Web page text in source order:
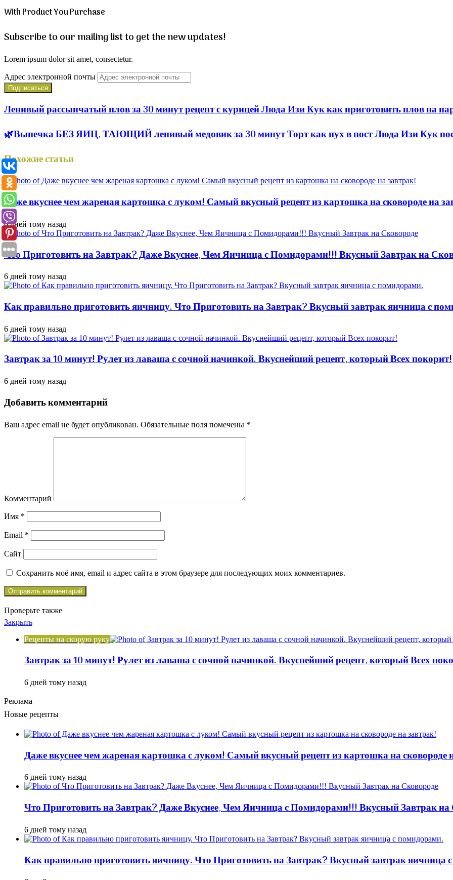
With Product You Purchase
Subscribe to our mailing list to get the new updates!
Lorem ipsum dolor sit amet, consectetur.
Адрес электронной почты
Ленивый рассыпчатый плов за 30 минут рецепт с курицей Люда Изи Кук как приготовить плов на
🌿Выпечка БЕЗ ЯИЦ, ТАЮЩИЙ ленивый медовик за 30 минут Торт как пух в пост Люда Изи Кук
Похожие статьи
Даже вкуснее чем жареная картошка с луком! Самый вкусный рецепт из картошка на сковороде на
6 дней тому назад
Что Приготовить на Завтрак? Даже Вкуснее, Чем Яичница с Помидорами!!! Вкусный Завтрак на
6 дней тому назад
Как правильно приготовить яичницу. Что Приготовить на Завтрак? Вкусный завтрак яичница с
6 дней тому назад
Завтрак за 10 минут! Рулет из лаваша с сочной начинкой. Вкуснейший рецепт, который Всех покорит!
6 дней тому назад
Добавить комментарий
Ваш адрес email не будет опубликован. Обязательные поля помечены *
Комментарий
Имя *
Email *
Сайт
Сохранить моё имя, email и адрес сайта в этом браузере для последующих моих комментариев.
Проверьте также
Закрыть
Рецепты на скорую руку
Завтрак за 10 минут! Рулет из лаваша с сочной начинкой. Вкуснейший рецепт, который Всех
6 дней тому назад
Реклама
Новые рецепты
Даже вкуснее чем жареная картошка с луком! Самый вкусный рецепт из картошка на сковороде
6 дней тому назад
Что Приготовить на Завтрак? Даже Вкуснее, Чем Яичница с Помидорами!!! Вкусный Завтрак на
6 дней тому назад
Как правильно приготовить яичницу. Что Приготовить на Завтрак? Вкусный завтрак яичница